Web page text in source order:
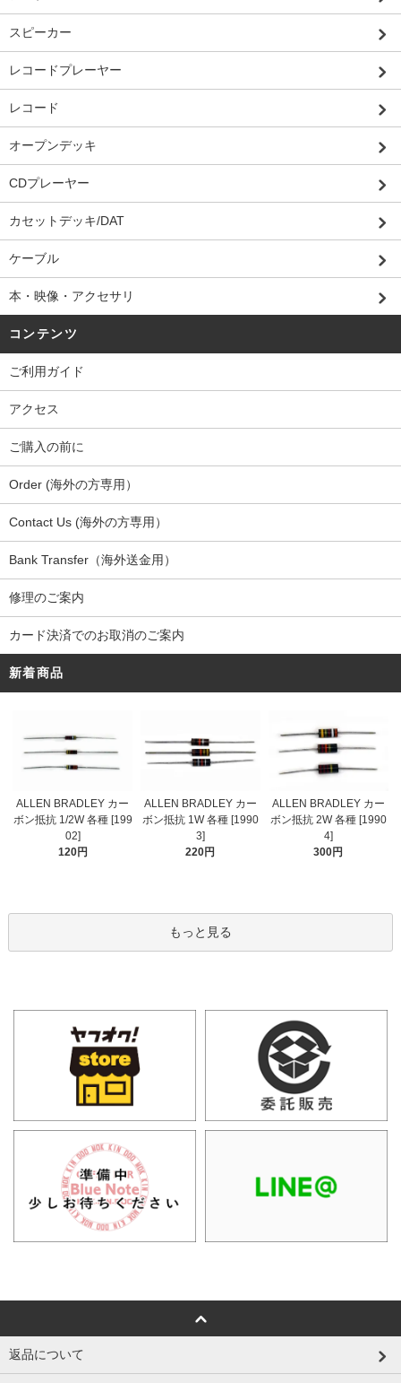
スピーカー
レコードプレーヤー
レコード
オープンデッキ
CDプレーヤー
カセットデッキ/DAT
ケーブル
本・映像・アクセサリ
コンテンツ
ご利用ガイド
アクセス
ご購入の前に
Order (海外の方専用）
Contact Us (海外の方専用）
Bank Transfer（海外送金用）
修理のご案内
カード決済でのお取消のご案内
新着商品
ALLEN BRADLEY カー
ボン抵抗 1/2W 各種 [199
02]
120円
ALLEN BRADLEY カー
ボン抵抗 1W 各種 [1990
3]
220円
ALLEN BRADLEY カー
ボン抵抗 2W 各種 [1990
4]
300円
もっと見る
返品について